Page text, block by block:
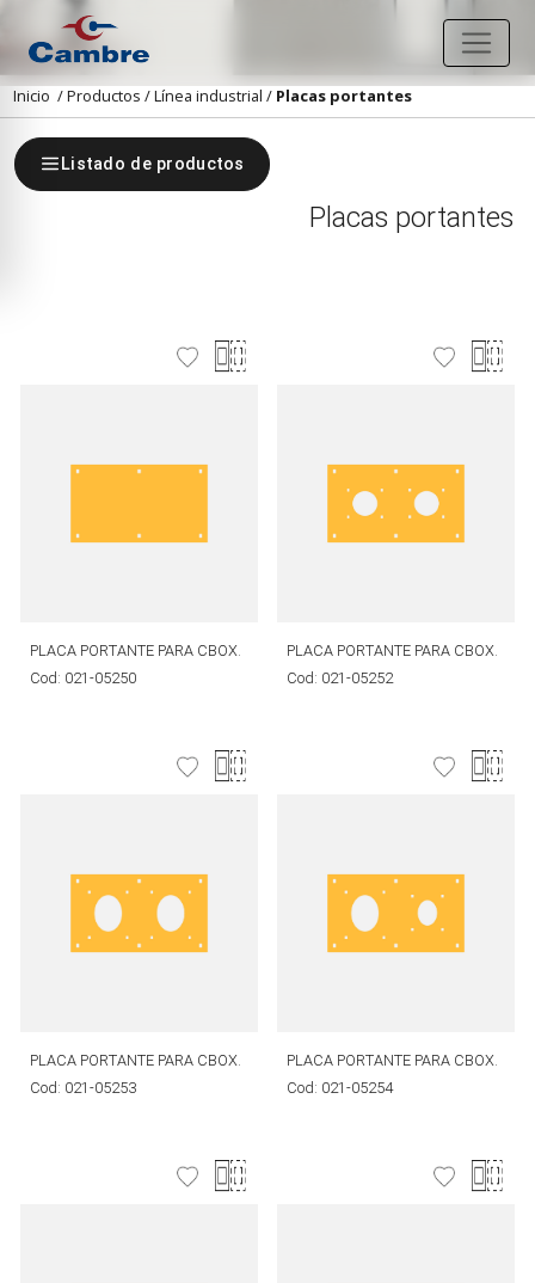
Inicio /Productos /Línea industrial / Placas portantes
Listado de productos
Placas portantes
PLACA PORTANTE PARA CBOX.
Cod: 021-05250
PLACA PORTANTE PARA CBOX.
Cod: 021-05252
PLACA PORTANTE PARA CBOX.
Cod: 021-05253
PLACA PORTANTE PARA CBOX.
Cod: 021-05254